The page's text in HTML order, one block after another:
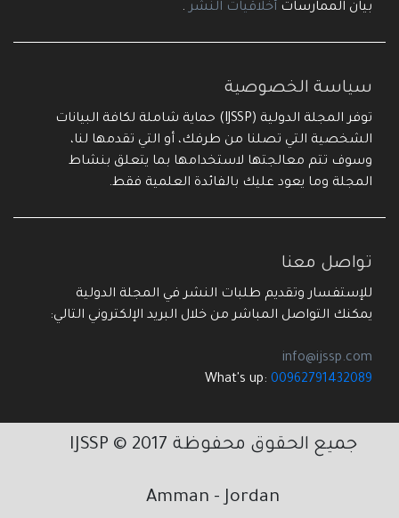
بيان الممارسات أخلاقيات النشر .
سياسة الخصوصية
توفر المجلة الدولية (IJSSP) حماية شاملة لكافة البيانات
الشخصية التي تصلنا من طرفك، أو التي تقدمها لنا،
وسوف تتم معالجتها لاستخدامها بما يتعلق بنشاط
المجلة وما يعود عليك بالفائدة العلمية فقط.
تواصل معنا
للإستفسار وتقديم طلبات النشر في المجلة الدولية
يمكنك التواصل المباشر من خلال البريد الإلكتروني التالي:
info@ijssp.com
What's up: 00962791432089
جميع الحقوق محفوظة 2017 © IJSSP
Amman - Jordan